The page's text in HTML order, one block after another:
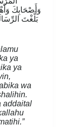
وَأَصْحَابِكَ
بَلَّغْتَ
ya
ya
wa
addaital